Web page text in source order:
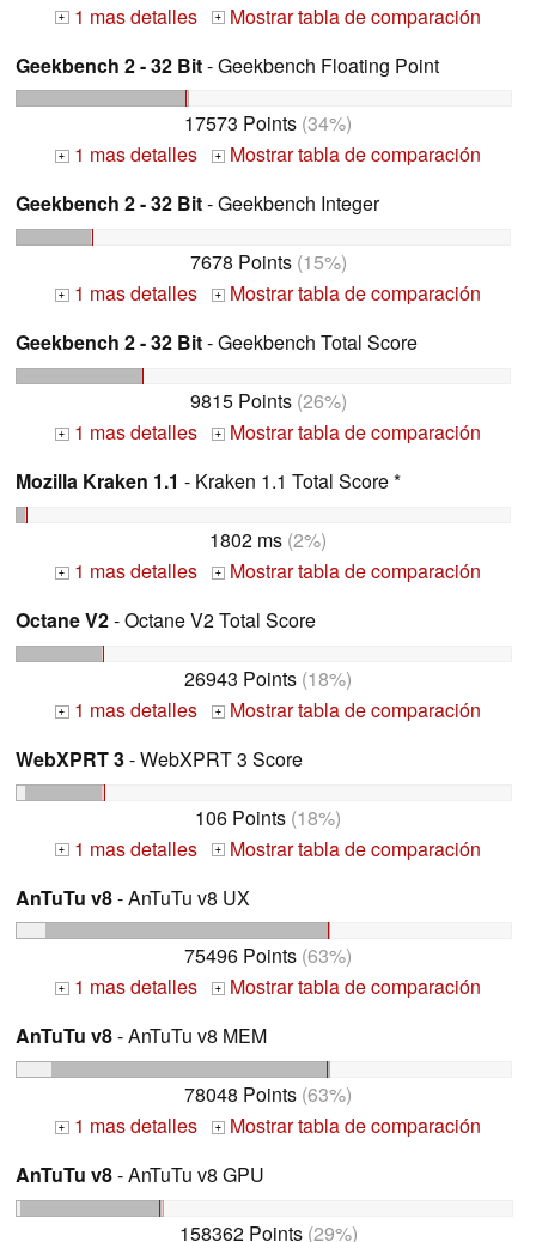
+ 1 mas detalles +
Mostrar tabla de comparación
Geekbench 2 - 32 Bit- Geekbench Floating Point
17573 Points (34%)
+ 1 mas detalles +
Mostrar tabla de comparación
Geekbench 2 - 32 Bit- Geekbench Integer
7678 Points(15%)
+ 1 mas detalles +
Mostrar tabla de comparación
Geekbench 2 - 32 Bit- Geekbench Total Score
9815 Points(26%)
+ 1 mas detalles +
Mostrar tabla de comparación
Mozilla Kraken 1.1 - Kraken 1.1 Total Score *
1802 ms (2%)
+ 1 mas detalles +
Mostrar tabla de comparación
Octane V2- Octane V2 Total Score
26943 Points (18%)
+ 1 mas detalles +
Mostrar tabla de comparación
WebXPRT 3- WebXPRT 3 Score
106 Points (18%)
+ 1 mas detalles +
Mostrar tabla de comparación
AnTuTu v8- AnTuTu v8 UX
75496 Points (63%)
+ 1 mas detalles +
Mostrar tabla de comparación
AnTuTu v8- AnTuTu v8 MEM
78048 Points (63%)
+ 1 mas detalles +
Mostrar tabla de comparación
AnTuTu v8- AnTuTu v8 GPU
158362 Points(29%)